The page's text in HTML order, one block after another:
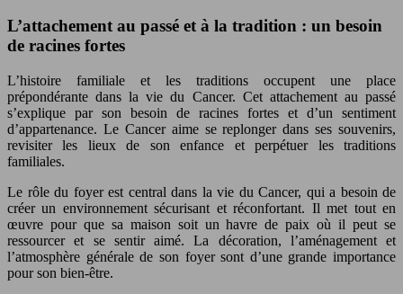
L’attachement au passé et à la tradition : un besoin
de racines fortes
L’histoire familiale et les traditions occupent une place
prépondérante dans la vie du Cancer. Cet attachement au passé
s’explique par son besoin de racines fortes et d’un sentiment
d’appartenance. Le Cancer aime se replonger dans ses souvenirs,
revisiter les lieux de son enfance et perpétuer les traditions
familiales.
Le rôle du foyer est central dans la vie du Cancer, qui a besoin de
créer un environnement sécurisant et réconfortant. Il met tout en
œuvre pour que sa maison soit un havre de paix où il peut se
ressourcer et se sentir aimé. La décoration, l’aménagement et
l’atmosphère générale de son foyer sont d’une grande importance
pour son bien-être.